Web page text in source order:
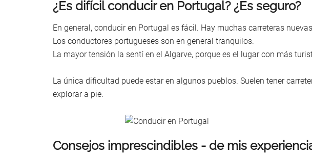
¿Es difícil conducir en Portugal? ¿Es seguro?
En general, conducir en Portugal es fácil. Hay muchas carreteras
Los conductores portugueses son en general tranquilos.
La mayor tensión la sentí en el Algarve, porque es el lugar con más
La única dificultad puede estar en algunos pueblos. Suelen tener
explorar a pie.
Consejos imprescindibles - de mis